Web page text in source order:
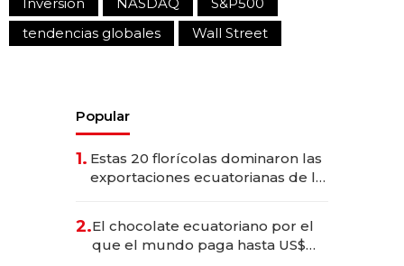
Inversión
NASDAQ
S&P500
tendencias globales
Wall Street
Popular
1. Estas 20 florícolas dominaron las
exportaciones ecuatorianas de la
2.El chocolate ecuatoriano por el
que el mundo paga hasta US$